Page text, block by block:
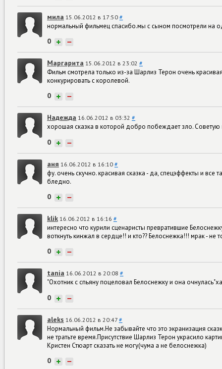
мила 15.06.2012 в 17:50 #
нормальный фильмец спасибо.мы с сыном посмотрели на
0 + −
Маргарита 15.06.2012 в 23:02 #
Фильм смотрела только из-за Шарлиз Терон очень
конкурировать с королевой.
0 + −
Надежда 16.06.2012 в 03:32 #
хорошая сказка в которой добро побеждает зло. Советую
0 + −
аня 16.06.2012 в 16:10 #
фу. очень скучно. красивая сказка - да, спецэффекты и
бледно.
0 + −
klik 16.06.2012 в 16:16 #
интересно что курили сценаристы превратившие
воткнуть кинжал в сердце!! и кто?? Белоснежка!!! мрак - не
0 + −
tania 16.06.2012 в 20:08 #
"Охотник с спьяну поцеловал Белоснежку и она
0 + −
aleks 16.06.2012 в 20:47 #
Нормальный фильм.Не забывайте что это экранизация
не тратьте время.Присутствие Шарлиз Терон украсило
Кристен Стюарт сказать не могу(чума а не белоснежка)
0 + −